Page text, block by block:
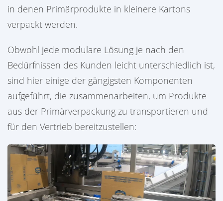
in denen Primärprodukte in kleinere Kartons
verpackt werden.
Obwohl jede modulare Lösung je nach den
Bedürfnissen des Kunden leicht unterschiedlich ist,
sind hier einige der gängigsten Komponenten
aufgeführt, die zusammenarbeiten, um Produkte
aus der Primärverpackung zu transportieren und
für den Vertrieb bereitzustellen: